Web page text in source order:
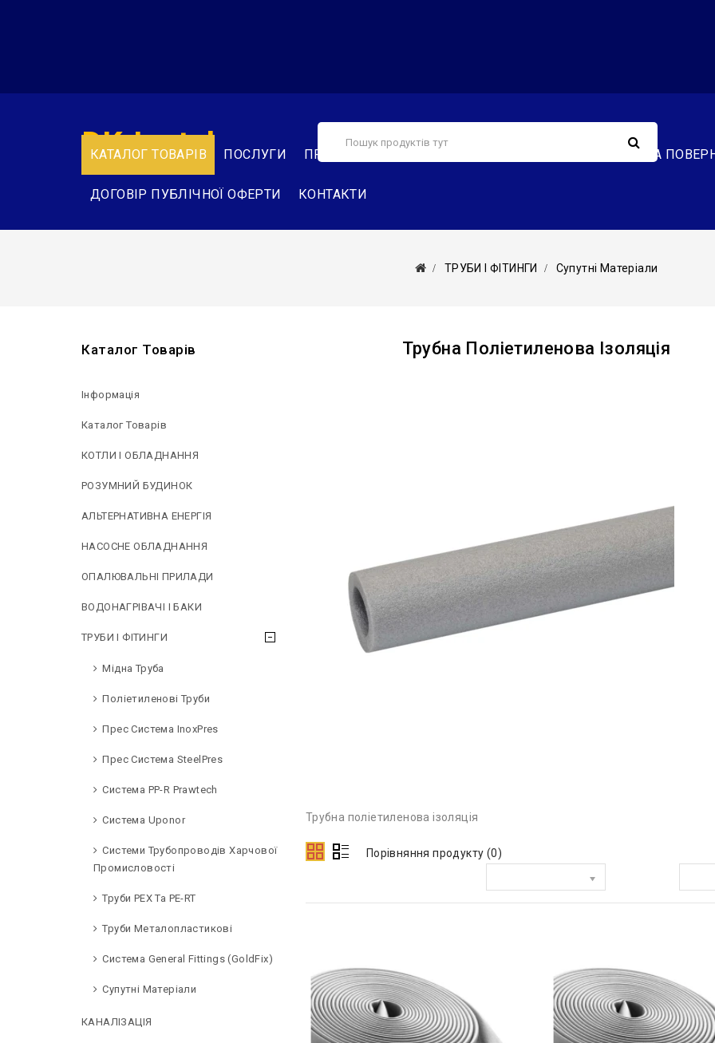
КАТАЛОГ ТОВАРІВ ПОСЛУГИ ПРО НАС ОБМІН ТА
ДОГОВІР ПУБЛІЧНОЇ ОФЕРТИ КОНТАКТИ
DK-Instal
ТРУБИ І ФІТИНГИ Супутні Матеріали
Каталог Товарів
Інформація
Каталог Товарів
КОТЛИ І ОБЛАДНАННЯ
РОЗУМНИЙ БУДИНОК
АЛЬТЕРНАТИВНА ЕНЕРГІЯ
НAСОСНЕ ОБЛАДНАННЯ
ОПАЛЮВАЛЬНІ ПРИЛАДИ
ВОДОНАГРІВАЧІ І БАКИ
ТРУБИ І ФІТИНГИ
Мідна Труба
Поліетиленові Труби
Прес Система InoxPres
Прес Система SteelPres
Система PP-R Prawtech
Система Uponor
Системи Трубопроводів Харчової
Промисловості
Труби PEX Та PE-RT
Труби Металопластикові
Система General Fittings (GoldFix)
Супутні Матеріали
КАНАЛІЗАЦІЯ
Трубна Поліетиленова Ізоляція
Трубна поліетиленова ізоляція
Порівняння продукту (0)